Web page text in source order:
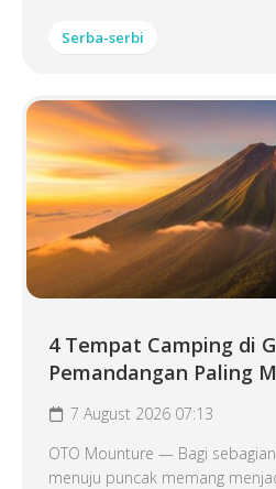
Serba-serbi
4 Tempat Camping di
Pemandangan Paling
7 August 2026 07:13
OTO Mounture — Bagi
menuju puncak memang